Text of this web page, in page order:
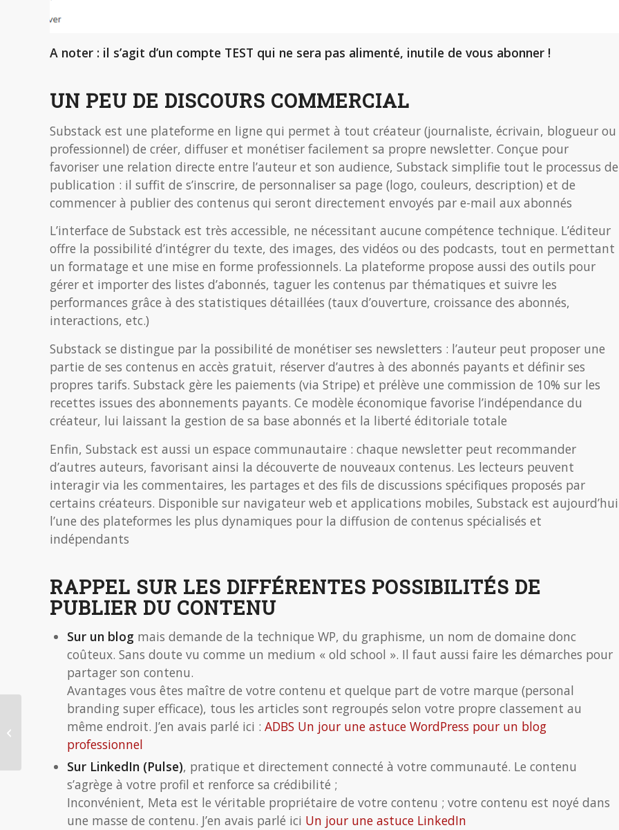
A noter : il s’agit d’un compte TEST qui ne sera pas alimenté, inutile de vous abonner !
UN PEU DE DISCOURS COMMERCIAL
Substack est une plateforme en ligne qui permet à tout créateur (journaliste, écrivain, blogueur ou
professionnel) de créer, diffuser et monétiser facilement sa propre newsletter. Conçue pour
favoriser une relation directe entre l’auteur et son audience, Substack simplifie tout le processus de
publication : il suffit de s’inscrire, de personnaliser sa page (logo, couleurs, description) et de
commencer à publier des contenus qui seront directement envoyés par e-mail aux abonnés
L’interface de Substack est très accessible, ne nécessitant aucune compétence technique. L’éditeur
offre la possibilité d’intégrer du texte, des images, des vidéos ou des podcasts, tout en permettant
un formatage et une mise en forme professionnels. La plateforme propose aussi des outils pour
gérer et importer des listes d’abonnés, taguer les contenus par thématiques et suivre les
performances grâce à des statistiques détaillées (taux d’ouverture, croissance des abonnés,
interactions, etc.)
Substack se distingue par la possibilité de monétiser ses newsletters : l’auteur peut proposer une
partie de ses contenus en accès gratuit, réserver d’autres à des abonnés payants et définir ses
propres tarifs. Substack gère les paiements (via Stripe) et prélève une commission de 10% sur les
recettes issues des abonnements payants. Ce modèle économique favorise l’indépendance du
créateur, lui laissant la gestion de sa base abonnés et la liberté éditoriale totale
Enfin, Substack est aussi un espace communautaire : chaque newsletter peut recommander
d’autres auteurs, favorisant ainsi la découverte de nouveaux contenus. Les lecteurs peuvent
interagir via les commentaires, les partages et des fils de discussions spécifiques proposés par
certains créateurs. Disponible sur navigateur web et applications mobiles, Substack est aujourd’hui
l’une des plateformes les plus dynamiques pour la diffusion de contenus spécialisés et
indépendants
RAPPEL SUR LES DIFFÉRENTES POSSIBILITÉS DE
PUBLIER DU CONTENU
Sur un blog mais demande de la technique WP, du graphisme, un nom de domaine donc
coûteux. Sans doute vu comme un medium « old school ». Il faut aussi faire les démarches pour
partager son contenu.
Avantages vous êtes maître de votre contenu et quelque part de votre marque (personal
branding super efficace), tous les articles sont regroupés selon votre propre classement au
même endroit. J’en avais parlé ici : ADBS Un jour une astuce WordPress pour un blog
professionnel
Sur LinkedIn (Pulse), pratique et directement connecté à votre communauté. Le contenu
s’agrège à votre profil et renforce sa crédibilité ;
Inconvénient, Meta est le véritable propriétaire de votre contenu ; votre contenu est noyé dans
une masse de contenu. J’en avais parlé ici Un jour une astuce LinkedIn
Quelques tendances
IAG juridique à la
rentrée 2025